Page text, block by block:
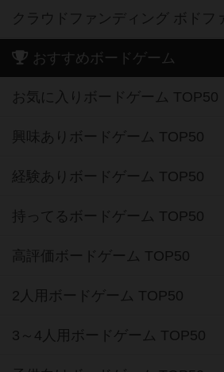
クラウドファンディング ボドフ
おすすめボードゲーム
お気に入りボードゲーム TOP50
興味ありボードゲーム TOP50
経験ありボードゲーム TOP50
持ってるボードゲーム TOP50
高評価ボードゲーム TOP50
2人用ボードゲーム TOP50
3～4人用ボードゲーム TOP50